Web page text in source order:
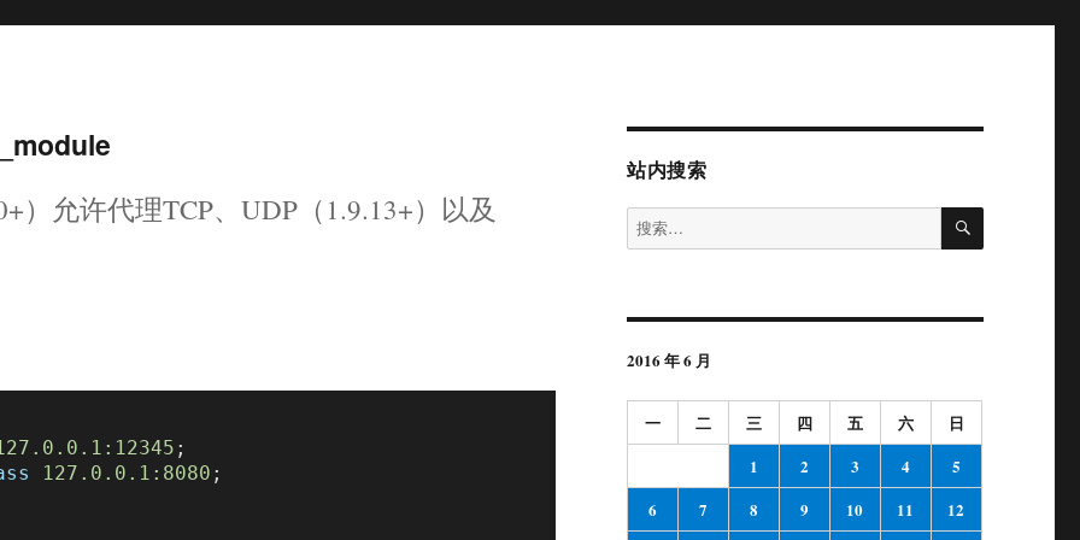
）允许代理TCP、UDP（1.9.13+）以及
;
127.0.0.1:8080 ;
站内搜索
搜
索：
搜
2016 年 6 月
一 二 三 四 五 六
日
1
2 3 4
5
6
7 8 9 10 11 12